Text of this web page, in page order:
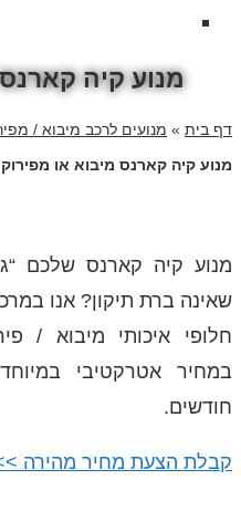
מנוע קיה
דף בית » מנועים לרכב מיבוא /
מנוע קיה קארנס מיבוא או מפירוק
מנוע קיה קארנס שלכם
שאינה ברת תיקון? אנו
חלופי איכותי מיבוא /
חודשים.
קבלת הצעת מחיר מהירה